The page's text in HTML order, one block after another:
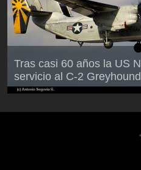
Tras casi 60 años la US
servicio al C-2 Greyhound
Air France-KLM anuncia
Mallet como nuevo
para América Latina